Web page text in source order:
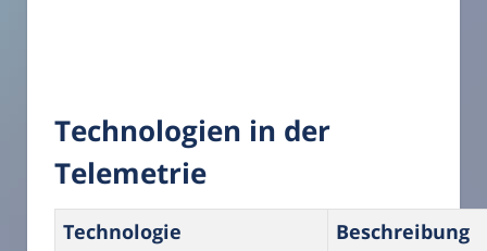
Technologien in der
Telemetrie
Technologie
Beschreibung